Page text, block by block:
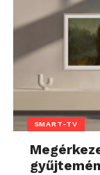
SMART-TV